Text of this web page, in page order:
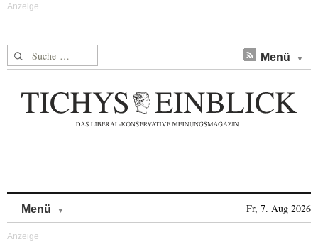
Suche nach: Menü
Menü Fr, 7. Aug 2026